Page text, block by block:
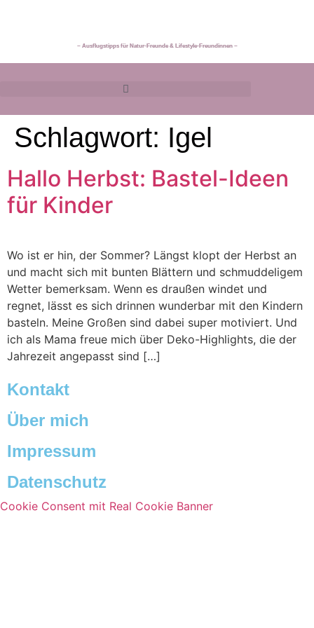
~ Ausflugstipps für Natur-Freunde & Lifestyle-Freundinnen ~
Schlagwort: Igel
Hallo Herbst: Bastel-Ideen
für Kinder
Wo ist er hin, der Sommer? Längst klopt der Herbst an
und macht sich mit bunten Blättern und schmuddeligem
Wetter bemerksam. Wenn es draußen windet und
regnet, lässt es sich drinnen wunderbar mit den Kindern
basteln. Meine Großen sind dabei super motiviert. Und
ich als Mama freue mich über Deko-Highlights, die der
Jahrezeit angepasst sind […]
Kontakt
Über mich
Impressum
Datenschutz
Cookie Consent mit Real Cookie Banner